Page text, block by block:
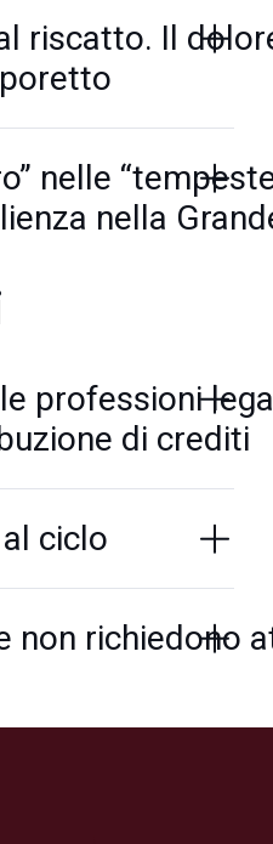
riscatto. Il
nelle
nella
professioni
di crediti
ciclo
non richiedono